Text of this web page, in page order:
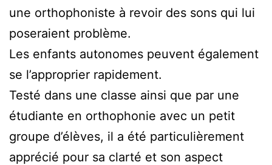
une orthophoniste à revoir des sons qui lui
poseraient problème.
Les enfants autonomes peuvent également
se l’approprier rapidement.
Testé dans une classe ainsi que par une
étudiante en orthophonie avec un petit
groupe d’élèves, il a été particulièrement
apprécié pour sa clarté et son aspect